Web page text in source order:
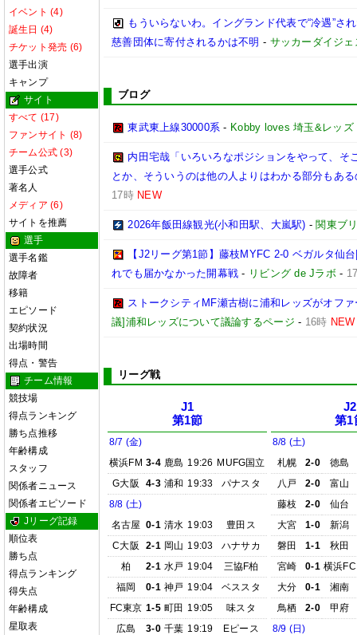
イベント (4)
誕生日 (4)
チケット発売 (6)
選手出演
キャンプ
サイト
すべて (17)
ファンサイト (8)
チーム公式 (3)
選手公式
著名人
メディア (6)
サイトを推薦
選手
選手名鑑
故障者
移籍
エピソード
契約状況
出場時間
得点・警告
チーム情報
競技場
得点ランキング
勝ち点推移
年齢構成
スタッフ
関係者ニュース
関係者エピソード
Jリーグ記録
順位表
勝ち点
得点ランキング
得失点
年齢構成
星取表
もういらないわ。イングランド代表で“冷遇”さ
慈善団体に寄付されるかは不明 - サッカーダイジ
ブログ
東武東上線30000系 - Kobby loves 埼玉&レッズ
内田宅哉「いろいろなポジションをやって、
とか、そういうのは他の人よりはわかる部分もあ
17時 NEW
2026年飯田線観光(小和田駅、大嵐駅) - 関東ブ
【J2リーグ第1節】藤枝MYFC 2-0 ベガルタ仙
れでも届かなかった開幕戦 - リビング de Jラボ-
ストークシティMF瀬古樹に浦和レッズがオフ
議]浦和レッズについて議論するページ - 16時 NEW
リーグ戦
J1
第1節
8/7 (金)
横浜FM 3-4 鹿島 19:26 MUFG国立
G大阪
4-3 浦和 19:33
パナスタ
8/8 (土)
名古屋 0-1 清水 19:03
豊田ス
C大阪
2-1 岡山 19:03
ハナサカ
柏
2-1 水戸 19:04
三協F柏
福岡
0-1 神戸 19:04
ベススタ
FC東京 1-5 町田 19:05
味スタ
広島
3-0 千葉 19:19
Eピース
J2
第1
8/8 (土)
札幌
2-0
徳島
八戸
2-0
富山
藤枝
2-0
仙台
大宮
1-0
新潟
磐田
1-1
秋田
宮崎
0-1 横浜FC
大分
0-1
湘南
鳥栖
2-0
甲府
8/9 (日)